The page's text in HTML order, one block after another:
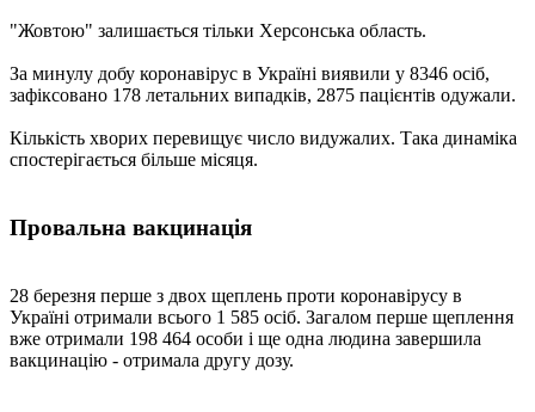
"Жовтою" залишається тільки Херсонська область.
За минулу добу коронавірус в Україні виявили у 8346 осіб,
зафіксовано 178 летальних випадків, 2875 пацієнтів одужали.
Кількість хворих перевищує число видужалих. Така динаміка
спостерігається більше місяця.
Провальна вакцинація
28 березня перше з двох щеплень проти коронавірусу в
Україні отримали всього 1 585 осіб. Загалом перше щеплення
вже отримали 198 464 особи і ще одна людина завершила
вакцинацію - отримала другу дозу.